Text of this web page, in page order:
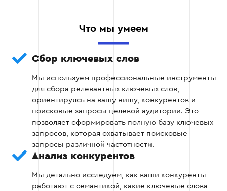
инструментов для сбора ключевых фраз.
конкурентности каждого запроса.
Этап 2
Этап 3 — Фильтрация ключевых слов
Что мы умеем
Сбор ключевых слов
Мы используем профессиональные инструменты
для сбора релевантных ключевых слов,
ориентируясь на вашу нишу, конкурентов и
поисковые запросы целевой аудитории. Это
позволяет сформировать полную базу ключевых
запросов, которая охватывает поисковые
запросы различной частотности.
Анализ конкурентов
Мы детально исследуем, как ваши конкуренты
работают с семантикой, какие ключевые слова